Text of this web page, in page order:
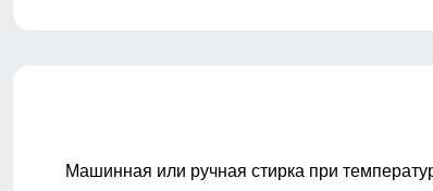
Цвет
Машинная или ручная стирка при